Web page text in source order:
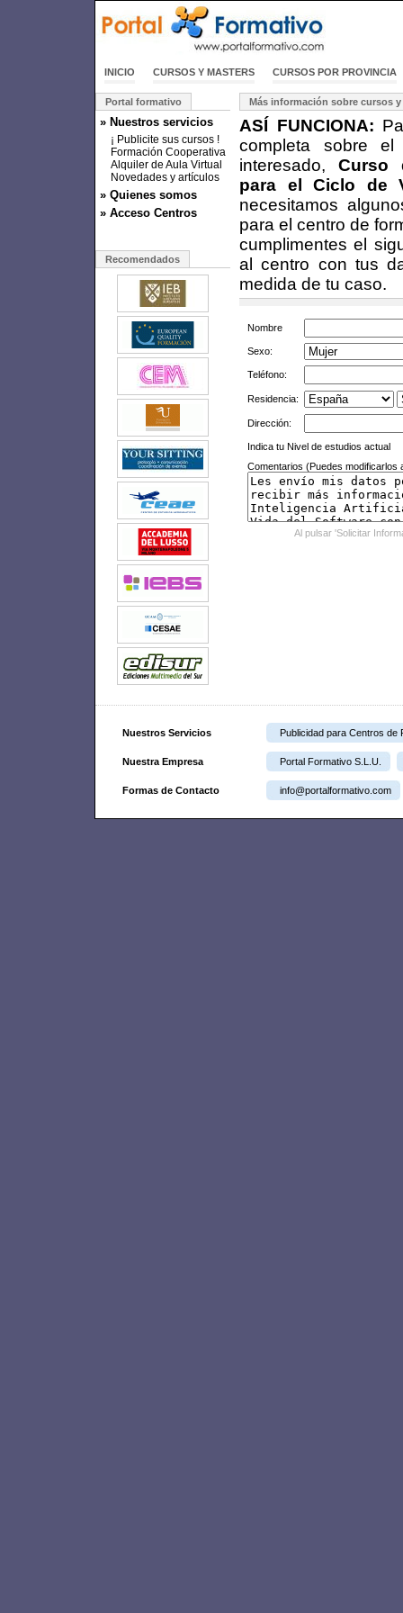
INICIO CURSOS Y MASTERS CURSOS POR PROVINCIA
Portal formativo
» Nuestros servicios
¡ Publicite sus cursos !
Formación Cooperativa
Alquiler de Aula Virtual
Novedades y artículos
» Quienes somos
» Acceso Centros
Recomendados
Más información sobre cursos y
ASÍ FUNCIONA:
completa sobre
interesado, Curso
para el Ciclo de
necesitamos
para el centro de
cumplimentes el
al centro con tus
medida de tu caso.
Nombre
Sexo:
Teléfono:
Residencia:
Dirección:
Indica tu Nivel de estudios actual
Comentarios (Puedes modificarlos
Al pulsar 'Solicitar
Nuestros Servicios Publicidad para Centros de
Nuestra Empresa Portal Formativo S.L.U.
Formas de Contacto info@portalformativo.com